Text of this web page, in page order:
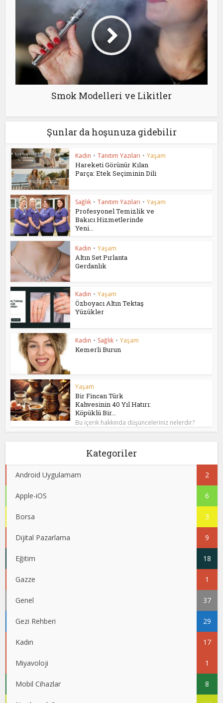
Smok Modelleri ve Likitler
Şunlar da hoşunuza gidebilir
Kadın • Tanıtım Yazıları • Yaşam
Hareketi Görünür Kılan
Parça: Etek Seçiminin Dili
Sağlık • Tanıtım Yazıları • Yaşam
Profesyonel Temizlik ve
Bakıcı Hizmetlerinde
Yeni...
Kadın • Yaşam
Altın Set Pırlanta
Gerdanlık
Kadın • Yaşam
Özboyacı Altın Tektaş
Yüzükler
Kadın • Sağlık • Yaşam
Kemerli Burun
Yaşam
Bir Fincan Türk
Kahvesinin 40 Yıl Hatırı:
Köpüklü Bir...
Bu içerik hakkında düşünceleriniz nelerdir?
Kategoriler
Android Uygulamam 2
Apple-iOS 6
Borsa 3
Dijital Pazarlama 9
Eğitim 18
Gazze 1
Genel 37
Gezi Rehberi 29
Kadın 17
Miyavoloji 1
Mobil Cihazlar 8